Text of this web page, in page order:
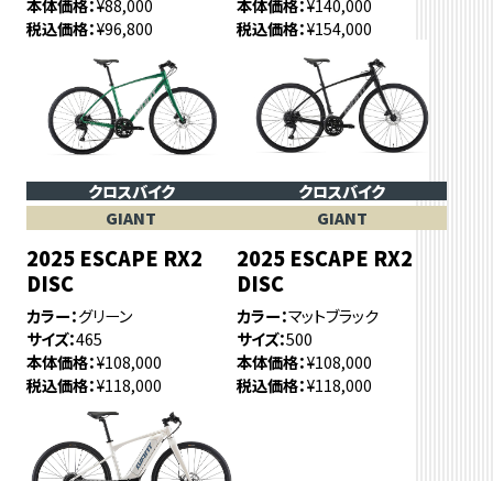
税込価格 ¥96,800
税込価格 ¥154,000
クロスバイク
GIANT
2025 ESCAPE RX2
DISC
カラー グリーン
サイズ 465
本体価格 ¥108,000
税込価格 ¥118,000
クロスバイク
GIANT
2025 ESCAPE RX2
DISC
カラー マットブラック
サイズ 500
本体価格 ¥108,000
税込価格 ¥118,000